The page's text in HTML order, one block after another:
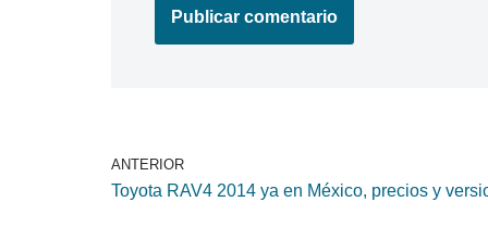
ANTERIOR
Toyota RAV4 2014 ya en México, precios y